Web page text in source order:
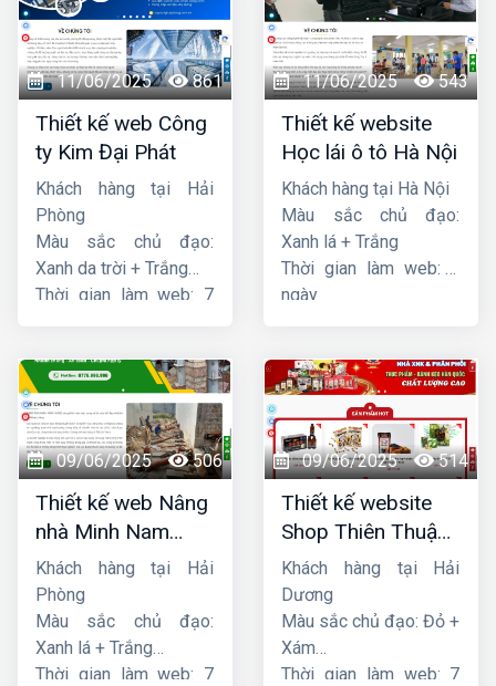
11/06/2025 861
Thiết kế web Công
ty Kim Đại Phát
Khách hàng tại Hải
Phòng
Màu sắc chủ đạo:
Xanh da trời + Trắng
Thời gian làm web: 7
11/06/2025 543
Thiết kế website
Học lái ô tô Hà Nội
Khách hàng tại Hà Nội
Màu sắc chủ đạo:
Xanh lá + Trắng
Thời gian làm web: 7
ngày
09/06/2025 506
Thiết kế web Nâng
nhà Minh Nam
Hoàng
Khách hàng tại Hải
Phòng
Màu sắc chủ đạo:
Xanh lá + Trắng
Thời gian làm web: 7
09/06/2025 514
Thiết kế website
Shop Thiên Thuận
Phát
Khách hàng tại Hải
Dương
Màu sắc chủ đạo: Đỏ +
Xám
Thời gian làm web: 7